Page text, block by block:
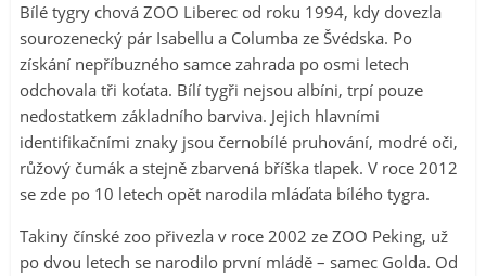
Bílé tygry chová ZOO Liberec od roku 1994, kdy dovezla
sourozenecký pár Isabellu a Columba ze Švédska. Po
získání nepříbuzného samce zahrada po osmi letech
odchovala tři koťata. Bílí tygři nejsou albíni, trpí pouze
nedostatkem základního barviva. Jejich hlavními
identifikačními znaky jsou černobílé pruhování, modré oči,
růžový čumák a stejně zbarvená bříška tlapek. V roce 2012
se zde po 10 letech opět narodila mláďata bílého tygra.
Takiny čínské zoo přivezla v roce 2002 ze ZOO Peking, už
po dvou letech se narodilo první mládě – samec Golda. Od